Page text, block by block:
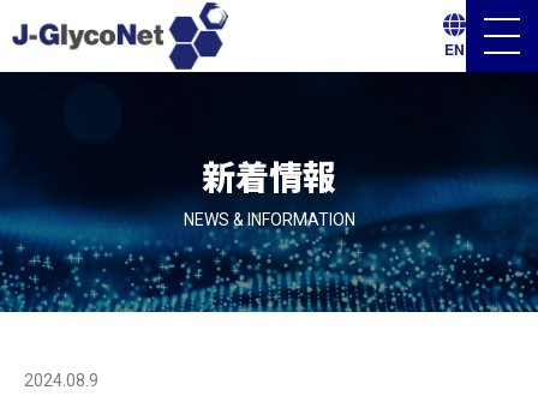
EN
ニ
ュ
新着情報
NEWS & INFORMATION
2024.08.9